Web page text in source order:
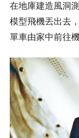
在地庫建造風洞
模型飛機丟出去
單車由家中前往